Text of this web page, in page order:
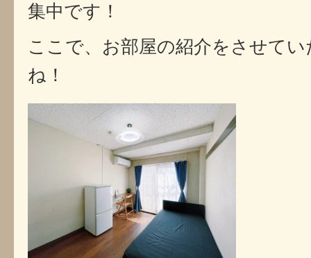
集中です！
ここで、お部屋の紹介をさせて
ね！